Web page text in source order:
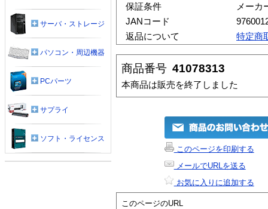
保証条件
メーカ
JANコード
返品について
特定商
商品番号 41078313
本商品は販売を終了しました
このページを印刷する
メールでURLを送る
お気に入りに追加する
このページのURL
サーバ・ストレージ
パソコン・周辺機器
PCパーツ
サプライ
ソフト・ライセンス